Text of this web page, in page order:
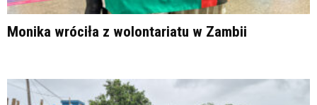
Monika wróciła z wolontariatu w Zambii